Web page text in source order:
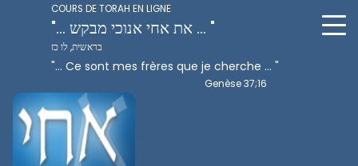
COURS DE TORAH EN LIGNE
"... את אחי אנוכי מבקש ... "
בראשית, לו כז
"... Ce sont mes frères que je cherche ... "
Genèse 37;16
Perek 3